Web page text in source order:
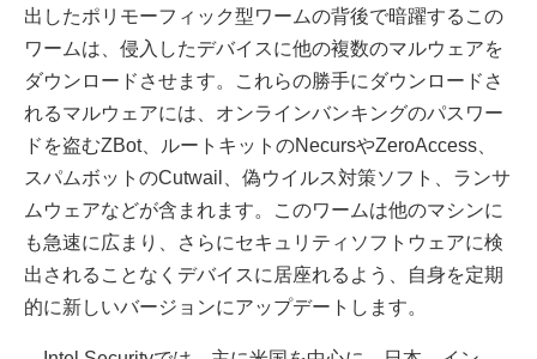
出したポリモーフィック型ワームの背後で暗躍するこの
ワームは、侵入したデバイスに他の複数のマルウェアを
ダウンロードさせます。これらの勝手にダウンロードさ
れるマルウェアには、オンラインバンキングのパスワー
ドを盗むZBot、ルートキットのNecursやZeroAccess、
スパムボットのCutwail、偽ウイルス対策ソフト、ランサ
ムウェアなどが含まれます。このワームは他のマシンに
も急速に広まり、さらにセキュリティソフトウェアに検
出されることなくデバイスに居座れるよう、自身を定期
的に新しいバージョンにアップデートします。